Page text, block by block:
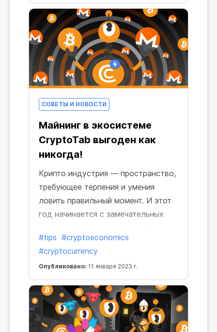
тенденциями в течение последних
нескольких лет. Уровень инфляции
доллара США в 2022 году
преодолел исторический максимум
за 40 лет и достиг 7,9%.
СОВЕТЫ И НОВОСТИ
Майнинг в экосистеме
CryptoTab выгоден как
никогда!
Крипто индустрия — пространство,
требующее терпения и умения
ловить правильный момент. И этот
год начинается с замечательных
CryptoTab! Ведь эффективность
майнинга в экосистеме невероятно
выросла и продолжает расти!
#tips #cryptoeconomics
#cryptocurrency
Опубликовано: 11 января 2023 г.